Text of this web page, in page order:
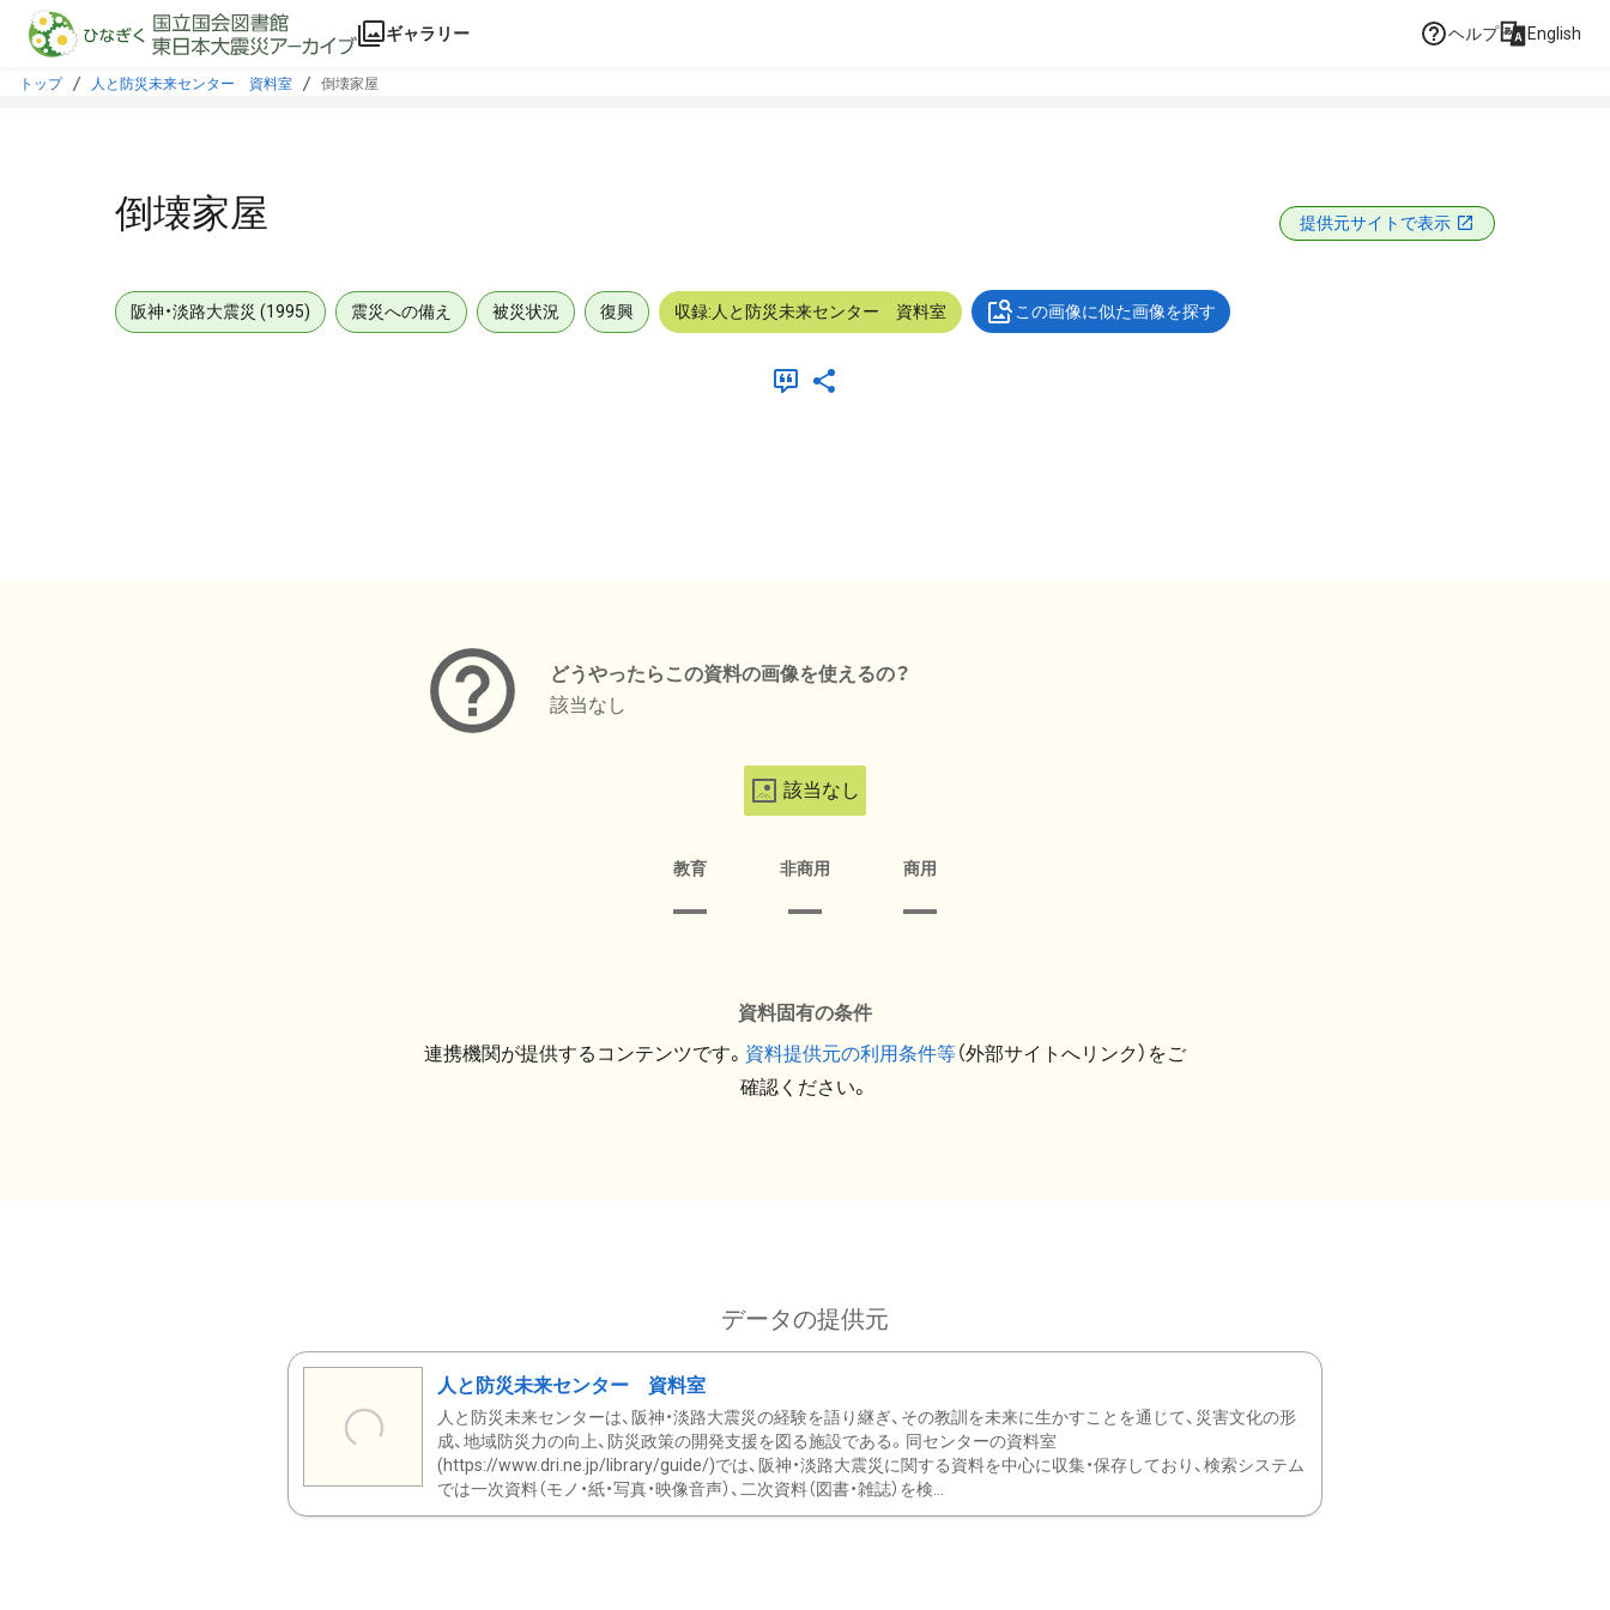
本文に飛ぶ
ギャラリー ヘルプ English
トップ 人と防災未来センター 資料室 倒壊家屋
倒壊家屋 提供元サイトで表示
阪神・淡路大震災 (1995) 震災への備え 被災状況 復興 収録:人と防災未来センター 資料室 この画像に似た画像を探す
どうやったらこの資料の画像を使えるの？
該当なし
該当なし
教育 非商用 商用
資料固有の条件
連携機関が提供するコンテンツです。 資料提供元の利用条件等（外部サイトへリンク）をご
確認ください。
データの提供元
人と防災未来センター 資料室
人と防災未来センターは、阪神・淡路大震災の経験を語り継ぎ、その教訓を未来に生かすことを通じて、災害文化の形
成、地域防災力の向上、防災政策の開発支援を図る施設である。同センターの資料室
(https://www.dri.ne.jp/library/guide/)では、阪神・淡路大震災に関する資料を中心に収集・保存しており、検索システム
では一次資料（モノ・紙・写真・映像音声）、二次資料（図書・雑誌）を検...